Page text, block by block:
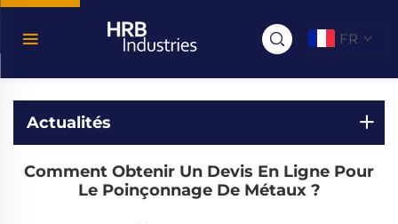
FR
Actualités
Comment Obtenir Un Devis En Ligne Pour
Le Poinçonnage De Métaux ?